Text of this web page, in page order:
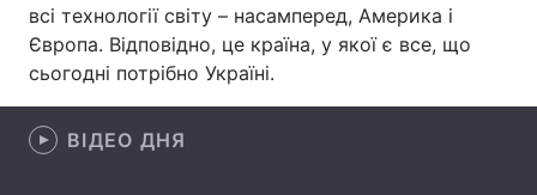
Архів Вакансії
Контакти
Послуги
всі технології світу – насамперед, Америка і
Європа. Відповідно, це країна, у якої є все, що
сьогодні потрібно Україні.
ВІДЕО ДНЯ